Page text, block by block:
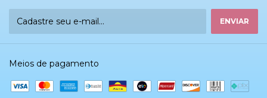
Meios de pagamento